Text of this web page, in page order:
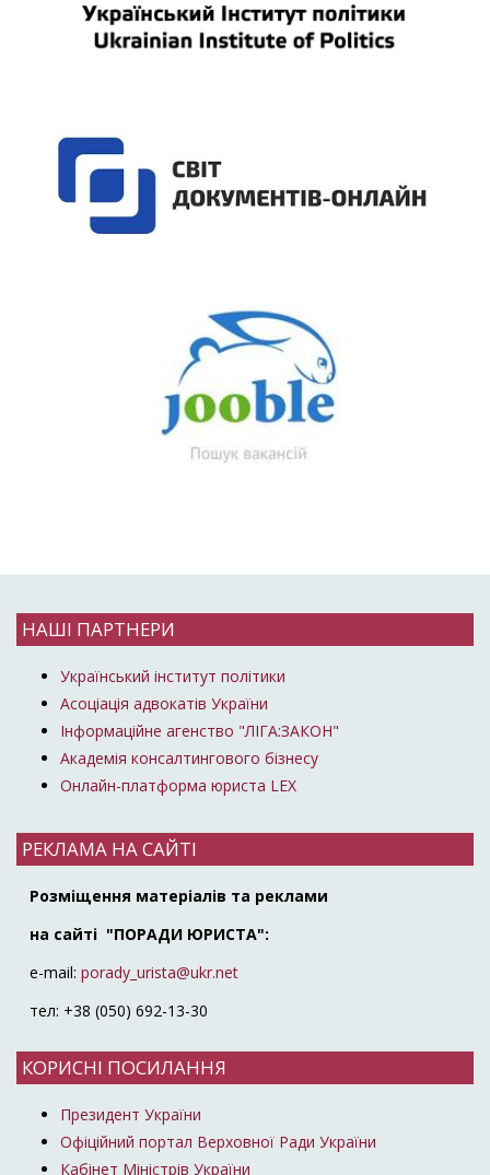
НАШІ ПАРТНЕРИ
Український інститут політики
Асоціація адвокатів України
Інформаційне агенство "ЛІГА:ЗАКОН"
Академія консалтингового бізнесу
Онлайн-платформа юриста LEX
РЕКЛАМА НА САЙТІ
Розміщення матеріалів та реклами
на сайті "ПОРАДИ ЮРИСТА":
e-mail: porady_urista@ukr.net
тел: +38 (050) 692-13-30
КОРИСНІ ПОСИЛАННЯ
Президент України
Офіційний портал Верховної Ради України
Кабінет Міністрів України